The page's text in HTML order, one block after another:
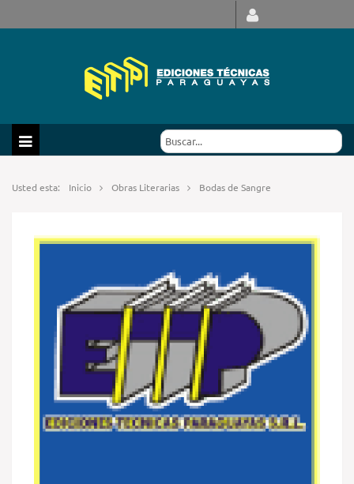
Usted esta: Inicio Obras Literarias Bodas de Sangre